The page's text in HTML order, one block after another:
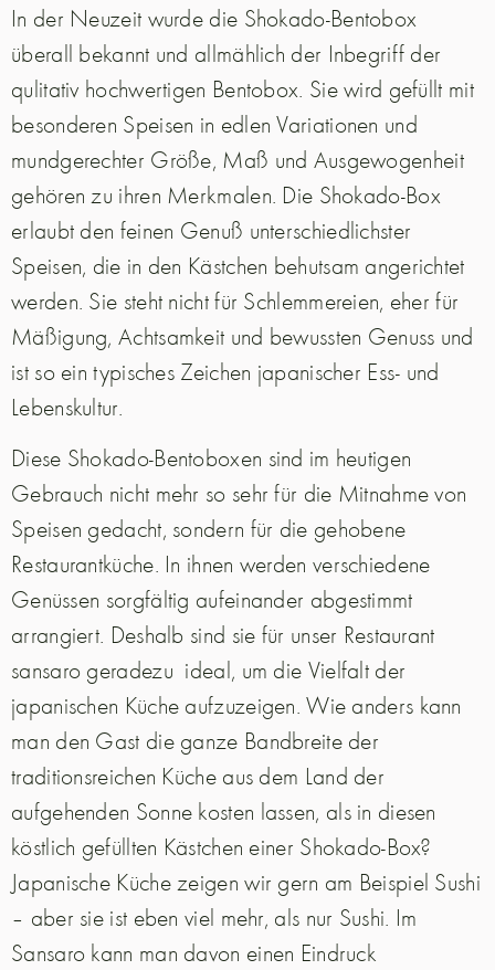
In der Neuzeit wurde die Shokado-Bentobox
überall bekannt und allmählich der Inbegriff der
qulitativ hochwertigen Bentobox. Sie wird gefüllt mit
besonderen Speisen in edlen Variationen und
mundgerechter Größe, Maß und Ausgewogenheit
gehören zu ihren Merkmalen. Die Shokado-Box
erlaubt den feinen Genuß unterschiedlichster
Speisen, die in den Kästchen behutsam angerichtet
werden. Sie steht nicht für Schlemmereien, eher für
Mäßigung, Achtsamkeit und bewussten Genuss und
ist so ein typisches Zeichen japanischer Ess- und
Lebenskultur.
Diese Shokado-Bentoboxen sind im heutigen
Gebrauch nicht mehr so sehr für die Mitnahme von
Speisen gedacht, sondern für die gehobene
Restaurantküche. In ihnen werden verschiedene
Genüssen sorgfältig aufeinander abgestimmt
arrangiert. Deshalb sind sie für unser Restaurant
sansaro geradezu ideal, um die Vielfalt der
japanischen Küche aufzuzeigen. Wie anders kann
man den Gast die ganze Bandbreite der
traditionsreichen Küche aus dem Land der
aufgehenden Sonne kosten lassen, als in diesen
köstlich gefüllten Kästchen einer Shokado-Box?
Japanische Küche zeigen wir gern am Beispiel Sushi
– aber sie ist eben viel mehr, als nur Sushi. Im
Sansaro kann man davon einen Eindruck